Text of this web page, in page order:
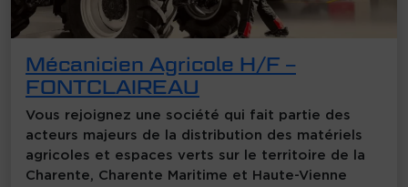
Mécanicien Agricole H/F –
FONTCLAIREAU
Vous rejoignez une société qui fait partie des
acteurs majeurs de la distribution des matériels
agricoles et espaces verts sur le territoire de la
Charente, Charente Maritime et Haute-Vienne